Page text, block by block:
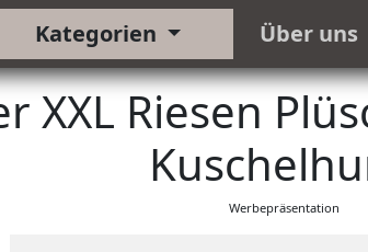
Kategorien Über uns
XXL Riesen
Werbepräsentation